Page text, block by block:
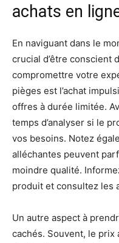
achats en
En naviguant dans le
crucial d’être conscient
compromettre votre
pièges est l’achat
offres à durée limitée.
temps d’analyser si le
vos besoins. Notez
alléchantes peuvent
moindre qualité.
produit et consultez les
Un autre aspect à
cachés. Souvent, le